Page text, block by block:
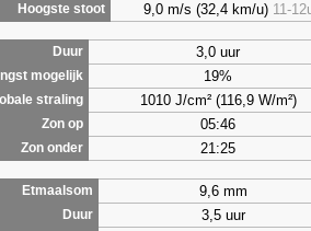
Hoogste stoot 9,0 m/s (32,4 km/u) 11-
Duur 3,0 uur
mogelijk 19%
straling 1010 J/cm² (116,9 W/m²)
Zon op 05:46
Zon onder 21:25
Etmaalsom 9,6 mm
Duur 3,5 uur